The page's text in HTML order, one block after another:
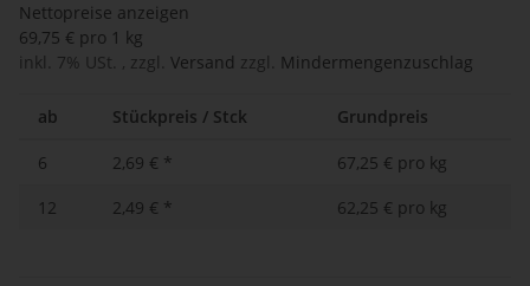
Nettopreise anzeigen
69,75 € pro 1 kg
inkl. 7% USt. , zzgl. Versand zzgl. Mindermengenzuschlag
ab Stückpreis / Stck Grundpreis
6 2,69 € *
67,25 € pro kg
12
2,49 € * 62,25 € pro kg